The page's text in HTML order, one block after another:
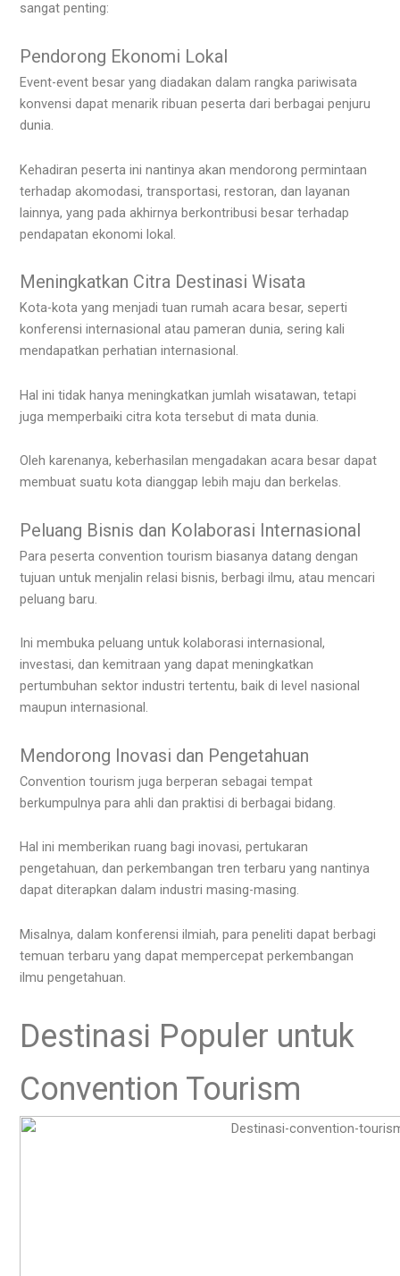
sangat penting:
Pendorong Ekonomi Lokal
Event-event besar yang diadakan dalam rangka pariwisata
konvensi dapat menarik ribuan peserta dari berbagai penjuru
dunia.
Kehadiran peserta ini nantinya akan mendorong permintaan
terhadap akomodasi, transportasi, restoran, dan layanan
lainnya, yang pada akhirnya berkontribusi besar terhadap
pendapatan ekonomi lokal.
Meningkatkan Citra Destinasi Wisata
Kota-kota yang menjadi tuan rumah acara besar, seperti
konferensi internasional atau pameran dunia, sering kali
mendapatkan perhatian internasional.
Hal ini tidak hanya meningkatkan jumlah wisatawan, tetapi
juga memperbaiki citra kota tersebut di mata dunia.
Oleh karenanya, keberhasilan mengadakan acara besar dapat
membuat suatu kota dianggap lebih maju dan berkelas.
Peluang Bisnis dan Kolaborasi Internasional
Para peserta convention tourism biasanya datang dengan
tujuan untuk menjalin relasi bisnis, berbagi ilmu, atau mencari
peluang baru.
Ini membuka peluang untuk kolaborasi internasional,
investasi, dan kemitraan yang dapat meningkatkan
pertumbuhan sektor industri tertentu, baik di level nasional
maupun internasional.
Mendorong Inovasi dan Pengetahuan
Convention tourism juga berperan sebagai tempat
berkumpulnya para ahli dan praktisi di berbagai bidang.
Hal ini memberikan ruang bagi inovasi, pertukaran
pengetahuan, dan perkembangan tren terbaru yang nantinya
dapat diterapkan dalam industri masing-masing.
Misalnya, dalam konferensi ilmiah, para peneliti dapat berbagi
temuan terbaru yang dapat mempercepat perkembangan
ilmu pengetahuan.
Destinasi Populer untuk
Convention Tourism